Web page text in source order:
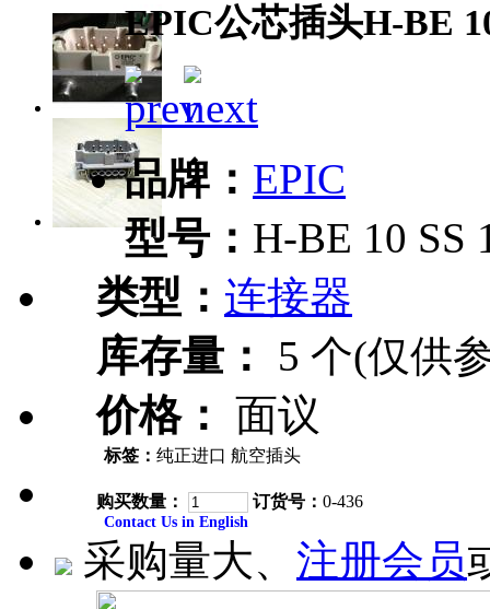
EPIC公芯插头H-BE
品牌： EPIC
型号： H-BE 10 SS
类型： 连接器
库存量：
5 个(仅供
价格： 面议
标签： 纯正进口 航空插头
购买数量： 订货号： 0-436
Contact Us in English
采购量大、 注册会员